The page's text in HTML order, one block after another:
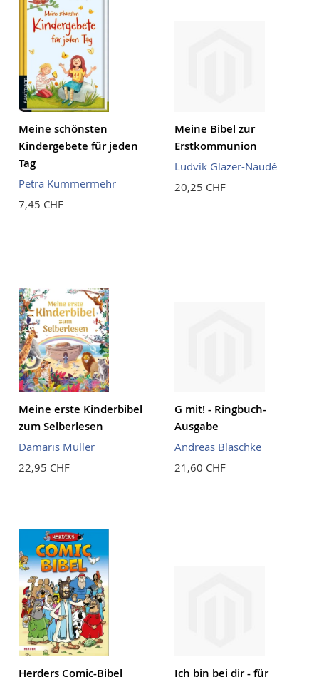
Meine schönsten
Kindergebete für jeden
Tag
Petra Kummermehr
7,45 CHF
Meine Bibel zur
Erstkommunion
Ludvik Glazer-Naudé
20,25 CHF
Meine erste Kinderbibel
zum Selberlesen
Damaris Müller
22,95 CHF
G mit! - Ringbuch-
Ausgabe
Andreas Blaschke
21,60 CHF
Herders Comic-Bibel
Ich bin bei dir - für